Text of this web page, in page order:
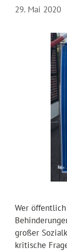
29. Mai 2020
Wer
großer
kritische